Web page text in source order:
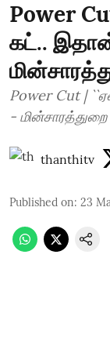
Power
கட்..
Power Cut |
-
thanthitv
Published on: 23